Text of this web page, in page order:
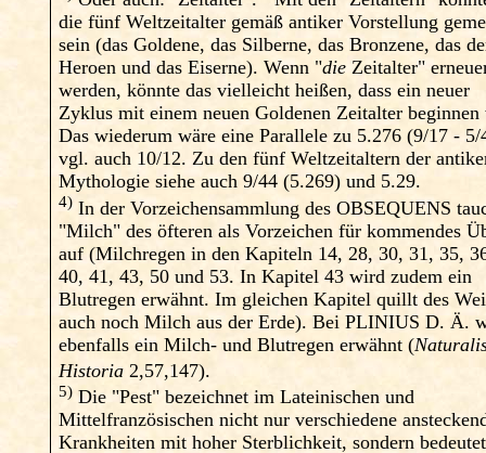
die fünf Weltzeitalter gemäß antiker Vorstellung
sein (das Goldene, das Silberne, das Bronzene, das
Heroen und das Eiserne). Wenn "die Zeitalter"
werden, könnte das vielleicht heißen, dass ein neuer
Zyklus mit einem neuen Goldenen Zeitalter
Das wiederum wäre eine Parallele zu 5.276 (9/17 - 5/
vgl. auch 10/12. Zu den fünf Weltzeitaltern der
Mythologie siehe auch 9/44 (5.269) und 5.29.
4) In der Vorzeichensammlung des OBSEQUENS
"Milch" des öfteren als Vorzeichen für kommendes
auf (Milchregen in den Kapiteln 14, 28, 30, 31, 35,
40, 41, 43, 50 und 53. In Kapitel 43 wird zudem ein
Blutregen erwähnt. Im gleichen Kapitel quillt des
auch noch Milch aus der Erde). Bei PLINIUS D. Ä.
ebenfalls ein Milch- und Blutregen erwähnt (
Historia 2,57,147).
5) Die "Pest" bezeichnet im Lateinischen und
Mittelfranzösischen nicht nur verschiedene
Krankheiten mit hoher Sterblichkeit, sondern bedeutet